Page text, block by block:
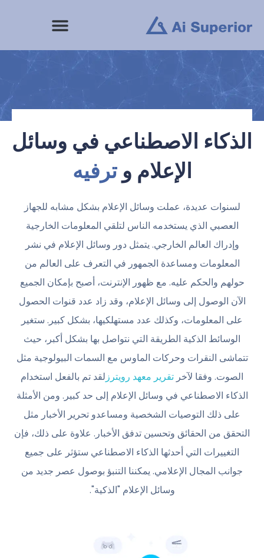
المحتوى
الذكاء الاصطناعي في وسائل
الإعلام وترفيه
لسنوات عديدة، عملت وسائل الإعلام بشكل مشابه للجهاز
العصبي الذي يستخدمه الناس لتلقي المعلومات الخارجية
وإدراك العالم الخارجي. يتمثل دور وسائل الإعلام في نشر
المعلومات ومساعدة الجمهور في التعرف على العالم من
حولهم والحكم عليه. مع ظهور الإنترنت، أصبح بإمكان الجميع
الآن الوصول إلى وسائل الإعلام، وقد زاد عدد قنوات الحصول
على المعلومات، وكذلك عدد مستهلكيها، بشكل كبير. ستغير
الوسائط الذكية الطريقة التي نتواصل بها بشكل أكبر، حيث
تتماشى النقرات وحركات الماوس مع السمات البيولوجية مثل
الصوت. وفقا لآخر تقرير معهد رويترز لقد تم بالفعل استخدام
الذكاء الاصطناعي في وسائل الإعلام إلى حد كبير. ومن الأمثلة
على ذلك التوصيات الشخصية ومساعدو تحرير الأخبار مثل
التحقق من الحقائق وتحسين تدفق الأخبار. علاوة على ذلك، فإن
التغييرات التي أحدثها الذكاء الاصطناعي ستؤثر على جميع
جوانب المجال الإعلامي. يمكننا التنبؤ بوصول عصر جديد من
وسائل الإعلام "الذكية".